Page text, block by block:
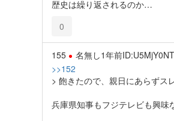
歴史は繰り返されるのか…
0
155 名無し1年前
>>152
> 飽きたので、親日にあらずス
兵庫県知事もフジテレビも興味